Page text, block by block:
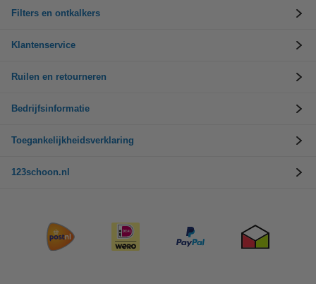
Filters en ontkalkers
Klantenservice
Ruilen en retourneren
Bedrijfsinformatie
Toegankelijkheidsverklaring
123schoon.nl